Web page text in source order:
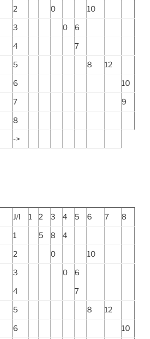
2 0 10
3 0 6
4 7
5 8 12
6 10
7 9
8
->
J/I 1 2 3 4 5 6 7 8
1 5 8 4
2 0 10
3 0 6
4 7
5 8 12
6 10